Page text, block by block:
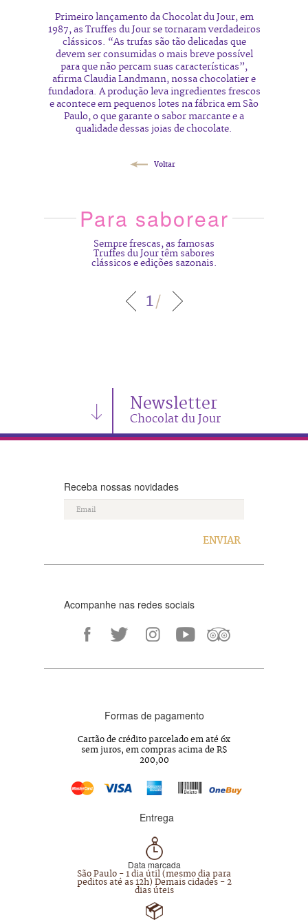
Primeiro lançamento da Chocolat du Jour, em
1987, as Truffes du Jour se tornaram verdadeiros
clássicos. “As trufas são tão delicadas que
devem ser consumidas o mais breve possível
para que não percam suas características”,
afirma Claudia Landmann, nossa chocolatier e
fundadora. A produção leva ingredientes frescos
e acontece em pequenos lotes na fábrica em São
Paulo, o que garante o sabor marcante e a
qualidade dessas joias de chocolate.
Voltar
Para saborear
Sempre frescas, as famosas
Truffes du Jour têm sabores
clássicos e edições sazonais.
1/
Newsletter
Chocolat du Jour
Formas de pagamento
Cartão de crédito parcelado em até 6x
sem juros, em compras acima de R$
200,00
Entrega
Data marcada
São Paulo - 1 dia útil (mesmo dia para
peditos até as 12h) Demais cidades - 2
dias úteis
Receba nossas novidades
ENVIAR
Acompanhe nas redes sociais